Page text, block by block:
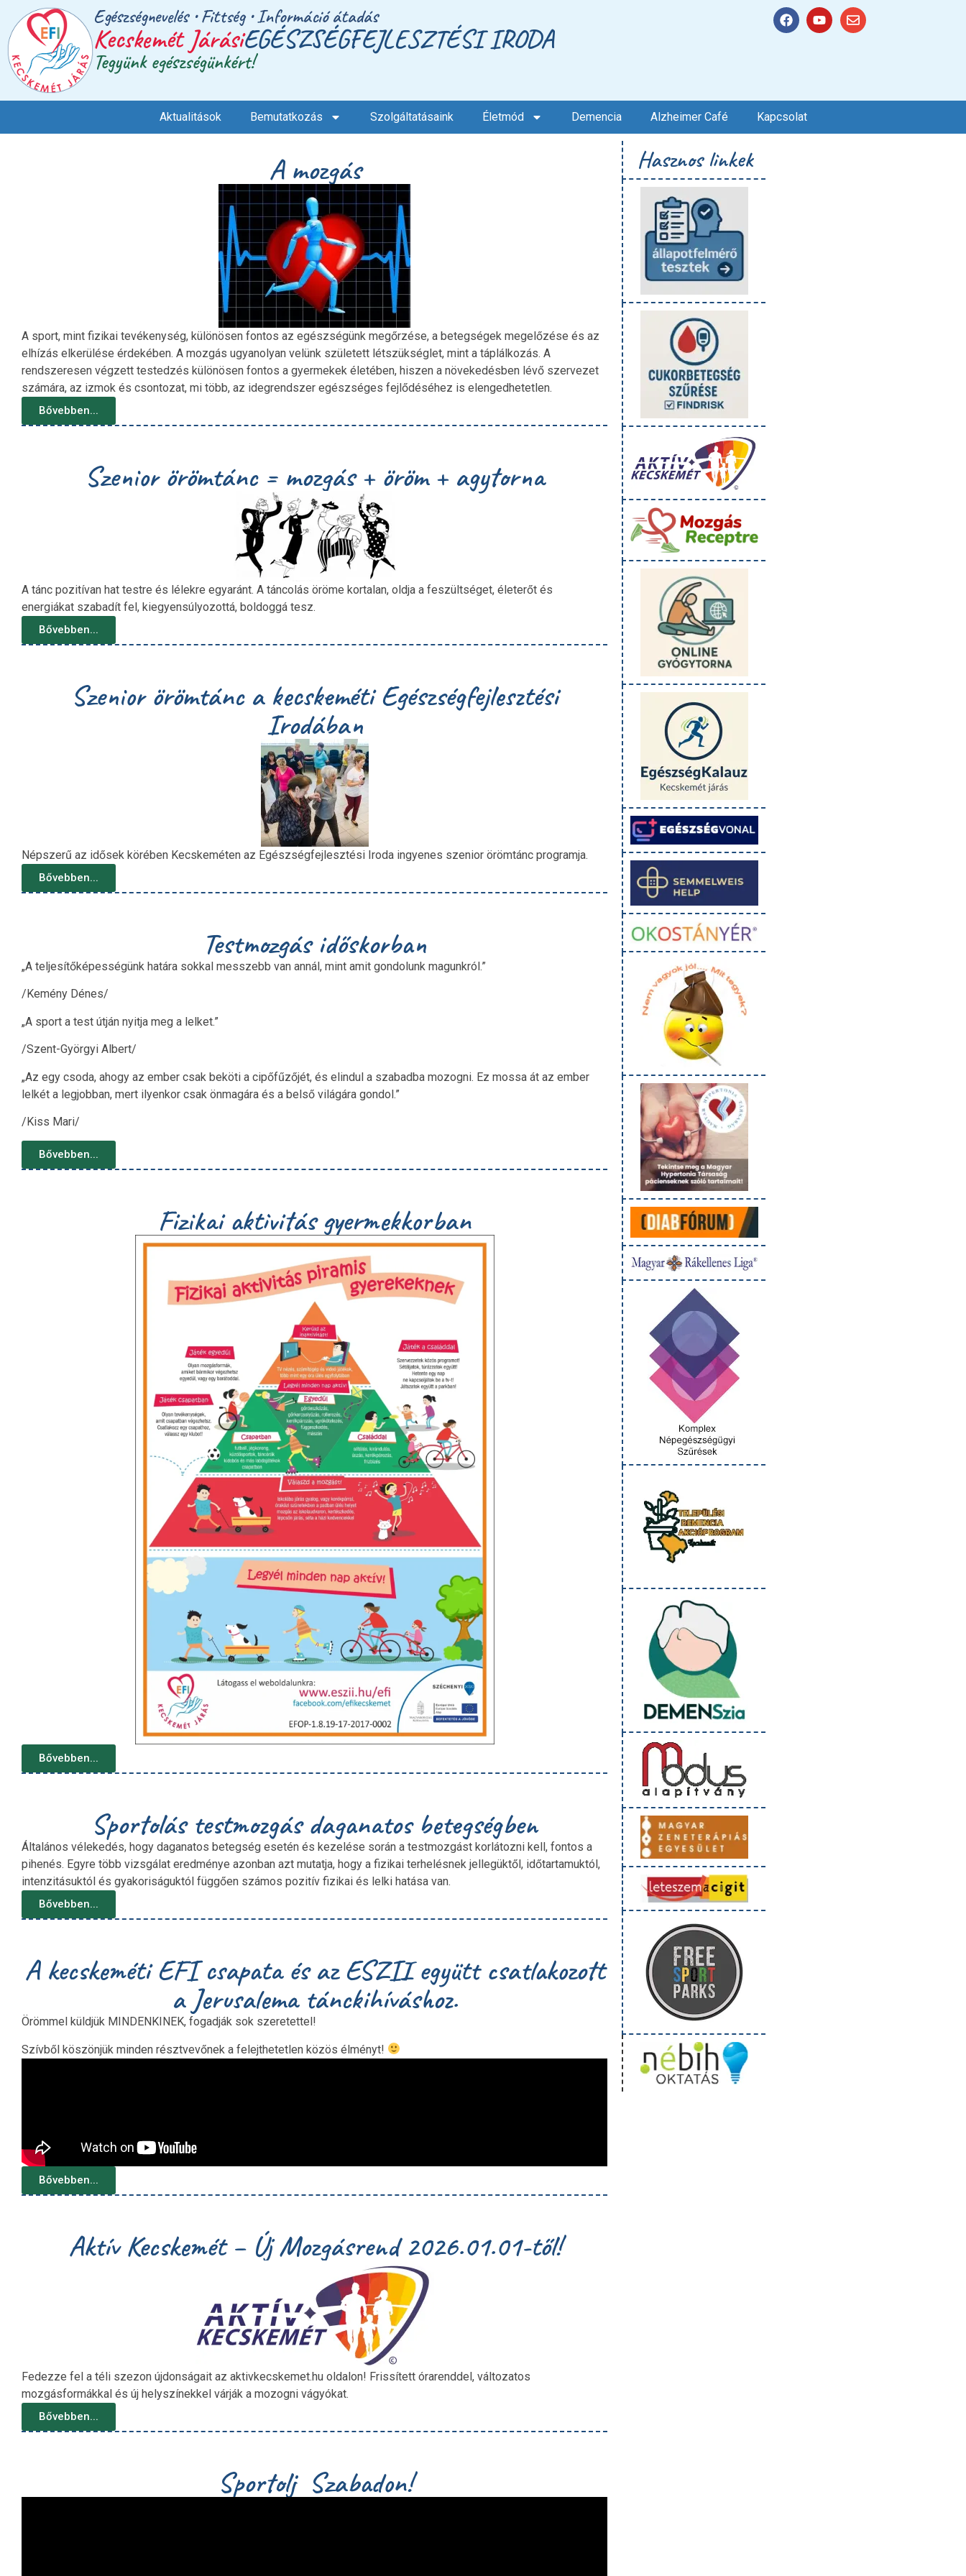
Egészségnevelés • Fittség • Információ átadás
Kecskemét JárásiEGÉSZSÉGFEJLESZTÉSI IRODA
Tegyünk egészségünkért!
Aktualitások Bemutatkozás Szolgáltatásaink Életmód Demencia Alzheimer Café Kapcsolat
A mozgás
A sport, mint fizikai tevékenység, különösen fontos az egészségünk megőrzése, a betegségek megelőzése és az
elhízás elkerülése érdekében. A mozgás ugyanolyan velünk született létszükséglet, mint a táplálkozás. A
rendszeresen végzett testedzés különösen fontos a gyermekek életében, hiszen a növekedésben lévő szervezet
számára, az izmok és csontozat, mi több, az idegrendszer egészséges fejlődéséhez is elengedhetetlen.
Bővebben...
Szenior örömtánc = mozgás + öröm + agytorna
A tánc pozitívan hat testre és lélekre egyaránt. A táncolás öröme kortalan, oldja a feszültséget, életerőt és
energiákat szabadít fel, kiegyensúlyozottá, boldoggá tesz.
Bővebben...
Szenior örömtánc a kecskeméti Egészségfejlesztési
Irodában
Népszerű az idősek körében Kecskeméten az Egészségfejlesztési Iroda ingyenes szenior örömtánc programja.
Bővebben...
Testmozgás időskorban
„A teljesítőképességünk határa sokkal messzebb van annál, mint amit gondolunk magunkról.”
/Kemény Dénes/
„A sport a test útján nyitja meg a lelket.”
/Szent-Györgyi Albert/
„Az egy csoda, ahogy az ember csak beköti a cipőfűzőjét, és elindul a szabadba mozogni. Ez mossa át az ember
lelkét a legjobban, mert ilyenkor csak önmagára és a belső világára gondol.”
/Kiss Mari/
Bővebben...
Fizikai aktivitás gyermekkorban
Bővebben...
Sportolás testmozgás daganatos betegségben
Általános vélekedés, hogy daganatos betegség esetén és kezelése során a testmozgást korlátozni kell, fontos a
pihenés. Egyre több vizsgálat eredménye azonban azt mutatja, hogy a fizikai terhelésnek jellegüktől, időtartamuktól,
intenzitásuktól és gyakoriságuktól függően számos pozitív fizikai és lelki hatása van.
Bővebben...
A kecskeméti EFI csapata és az ESZII együtt csatlakozott
a Jerusalema tánckihíváshoz.
Örömmel küldjük MINDENKINEK, fogadják sok szeretettel!
Szívből köszönjük minden résztvevőnek a felejthetetlen közös élményt!
Bővebben...
Aktív Kecskemét – Új Mozgásrend 2026.01.01-től!
Fedezze fel a téli szezon újdonságait az aktivkecskemet.hu oldalon! Frissített órarenddel, változatos
mozgásformákkal és új helyszínekkel várják a mozogni vágyókat.
Bővebben...
Sportolj Szabadon!
Hasznos linkek